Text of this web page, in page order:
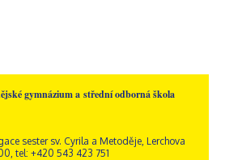
gymnázium a střední odborná škola
sester sv. Cyrila a Metoděje, Lerchova
tel: +420 543 423 751